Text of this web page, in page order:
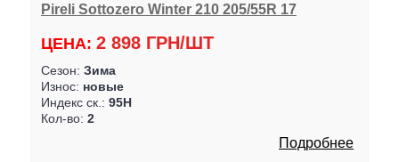
Pireli Sottozero Winter 210 205/55R 17
ЦЕНА: 2 898 ГРН/ШТ
Сезон: Зима
Износ: новые
Индекс ск.: 95H
Кол-во: 2
Подробнее